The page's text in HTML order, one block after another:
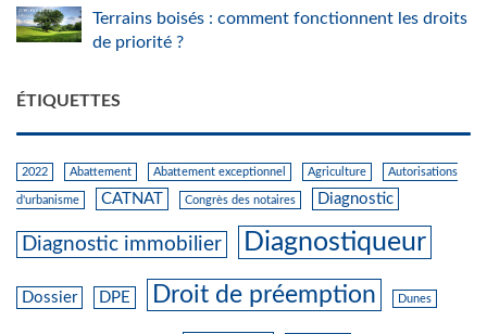
Terrains boisés : comment fonctionnent les droits
de priorité ?
ÉTIQUETTES
2022 Abattement Abattement exceptionnel Agriculture Autorisations
d'urbanisme CATNAT Congrès des notaires Diagnostic
Diagnostic immobilier Diagnostiqueur
Dossier DPE Droit de préemption Dunes